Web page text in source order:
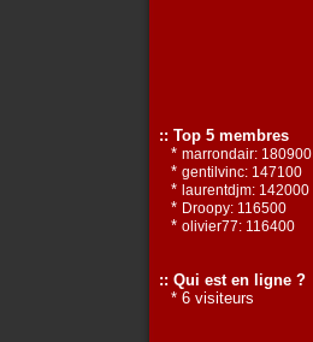
:: Top 5 membres
* marrondair: 180900
* gentilvinc: 147100
* laurentdjm: 142000
* Droopy: 116500
* olivier77: 116400
:: Qui est en ligne ?
* 6 visiteurs